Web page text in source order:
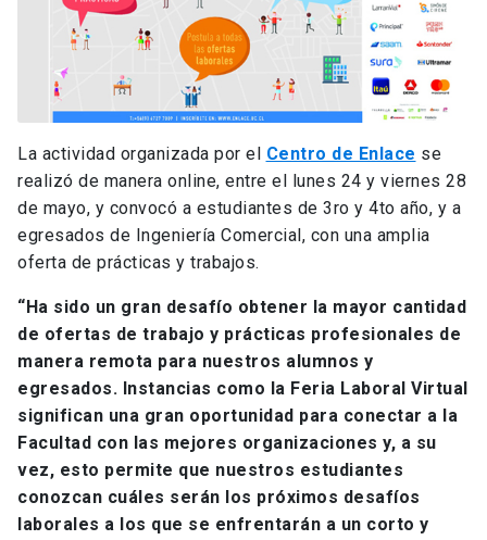
La actividad organizada por el Centro de Enlace se
realizó de manera online, entre el lunes 24 y viernes 28
de mayo, y convocó a estudiantes de 3ro y 4to año, y a
egresados de Ingeniería Comercial, con una amplia
oferta de prácticas y trabajos.
“Ha sido un gran desafío obtener la mayor cantidad
de ofertas de trabajo y prácticas profesionales de
manera remota para nuestros alumnos y
egresados. Instancias como la Feria Laboral Virtual
significan una gran oportunidad para conectar a la
Facultad con las mejores organizaciones y, a su
vez, esto permite que nuestros estudiantes
conozcan cuáles serán los próximos desafíos
laborales a los que se enfrentarán a un corto y